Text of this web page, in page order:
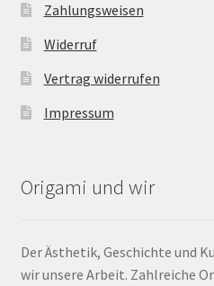
Zahlungsweisen
Widerruf
Vertrag widerrufen
Impressum
Origami und wir
Der Ästhetik, Geschichte und
wir unsere Arbeit. Zahlreiche